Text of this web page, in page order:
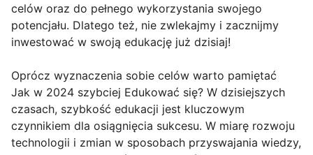
celów oraz do pełnego wykorzystania swojego
potencjału. Dlatego też, nie zwlekajmy i zacznijmy
inwestować w swoją edukację już dzisiaj!
Oprócz wyznaczenia sobie celów warto pamiętać
Jak w 2024 szybciej Edukować się? W dzisiejszych
czasach, szybkość edukacji jest kluczowym
czynnikiem dla osiągnięcia sukcesu. W miarę rozwoju
technologii i zmian w sposobach przyswajania wiedzy,